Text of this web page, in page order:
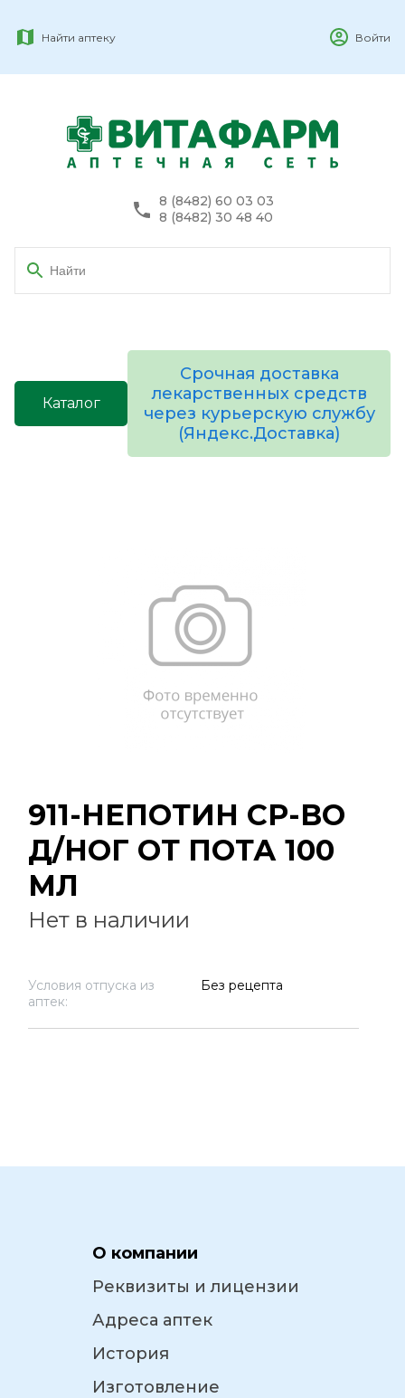
Найти аптеку Войти
8 (8482) 60 03 03
8 (8482) 30 48 40
Каталог
Срочная доставка
лекарственных средств
через курьерскую службу
(Яндекс.Доставка)
911-НЕПОТИН СР-ВО
Д/НОГ ОТ ПОТА 100
МЛ
Нет в наличии
Условия отпуска из
аптек:
Без рецепта
О компании
Реквизиты и лицензии
Адреса аптек
История
Изготовление